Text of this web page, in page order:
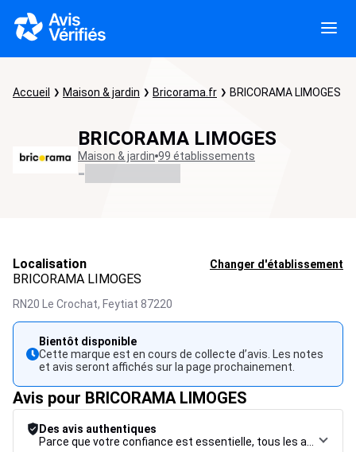
Accueil Maison & jardin Bricorama.fr BRICORAMA LIMOGES
BRICORAMA LIMOGES
Maison & jardin 99 établissements
-
Localisation Changer d'établissement
BRICORAMA LIMOGES
RN20 Le Crochat, Feytiat 87220
Bientôt disponible
Cette marque est en cours de collecte d’avis. Les notes
et avis seront affichés sur la page prochainement.
Avis pour BRICORAMA LIMOGES
Des avis authentiques